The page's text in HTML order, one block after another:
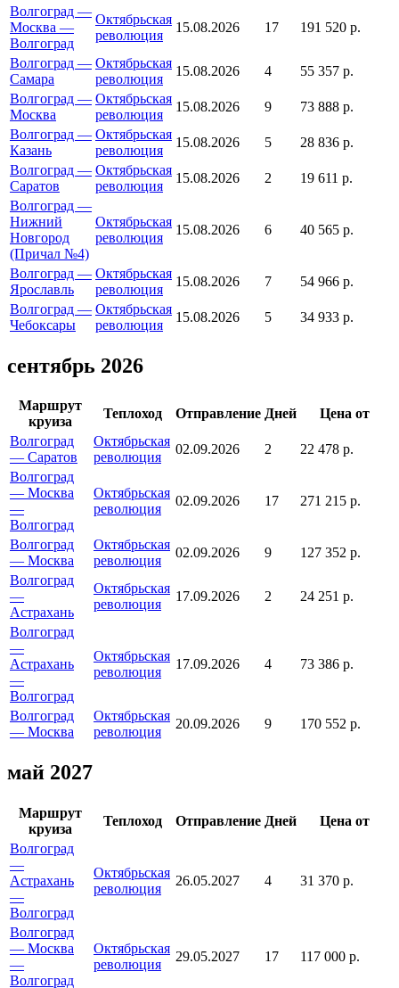
Волгоград —
Москва —
Волгоград
Октябрьская
революция
15.08.2026 17 191 520 р.
Волгоград —
Самара
Октябрьская
революция
15.08.2026 4
55 357 р.
Волгоград —
Москва
Октябрьская
революция
15.08.2026 9
73 888 р.
Волгоград —
Казань
Октябрьская
революция
15.08.2026 5
28 836 р.
Волгоград —
Саратов
Октябрьская
революция
15.08.2026 2
19 611 р.
Волгоград —
Нижний
Новгород
(Причал №4)
Октябрьская
революция
15.08.2026 6 40 565 р.
Волгоград —
Ярославль
Октябрьская
революция
15.08.2026 7
54 966 р.
Волгоград —
Чебоксары
Октябрьская
революция
15.08.2026 5 34 933 р.
сентябрь 2026
Маршрут
круиза
Теплоход Отправление Дней
Цена от
Волгоград
— Саратов
Октябрьская
революция
02.09.2026 2
22 478 р.
Волгоград
— Москва
—
Волгоград
Октябрьская
революция
02.09.2026 17 271 215 р.
Волгоград
— Москва
Октябрьская
революция
02.09.2026 9
127 352 р.
Волгоград
—
Астрахань
Октябрьская
революция
17.09.2026 2 24 251 р.
Волгоград
—
Астрахань
—
Волгоград
Октябрьская
революция
17.09.2026 4 73 386 р.
Волгоград
— Москва
Октябрьская
революция
20.09.2026 9 170 552 р.
май 2027
Маршрут
круиза
Теплоход Отправление Дней
Цена от
Волгоград
—
Астрахань
—
Волгоград
Октябрьская
революция
26.05.2027 4 31 370 р.
Волгоград
— Москва
—
Волгоград
Октябрьская
революция
29.05.2027 17 117 000 р.